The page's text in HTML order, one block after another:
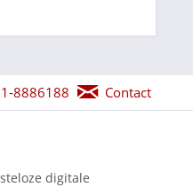
8886188 Contact
digitale